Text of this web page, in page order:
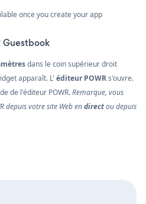
once you create your app
Guestbook
dans le coin supérieur droit
apparaît. L' éditeur POWRs'ouvre.
de l'éditeur POWR.Remarque, vous
depuis votre site Web endirectou depuis